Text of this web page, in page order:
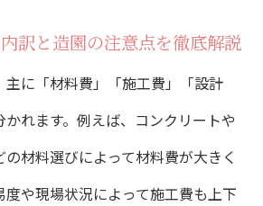
訳と造園の注意点を徹底解説
に「材料費」「施工費」「設計
れます。例えば、コンクリートや
材料選びによって材料費が大きく
や現場状況によって施工費も上下